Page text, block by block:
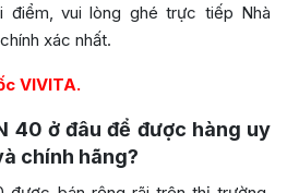
vui lòng ghé trực tiếp Nhà
xác nhất.
VIVITA.
40 ở đâu để được hàng uy
chính hãng?